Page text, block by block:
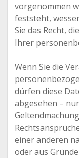
vorgenommen
feststeht,
Sie das Recht,
Ihrer
Wenn Sie die
dürfen diese
abgesehen –
einer anderen
oder aus